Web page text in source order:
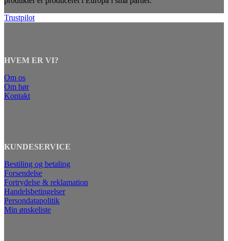
Trustpilot
HVEM ER VI?
Om os
Om hør
Kontakt
KUNDESERVICE
Bestiling og betaling
Forsendelse
Fortrydelse & reklamation
Handelsbetingelser
Persondatapolitik
Min ønskeliste